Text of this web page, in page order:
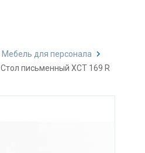
Мебель для персонала
Стол письменный XCT 169 R